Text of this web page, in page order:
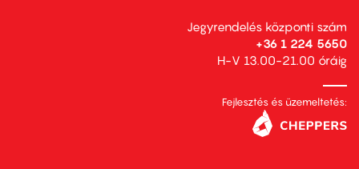
Jegyrendelés központi szám
+36 1 224 5650
H-V 13.00-21.00 óráig
Fejlesztés és üzemeltetés: